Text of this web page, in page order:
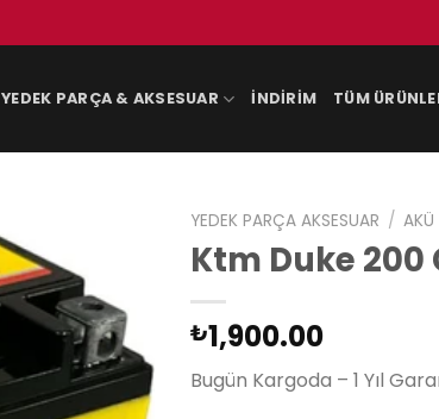
YEDEK PARÇA & AKSESUAR İNDIRIM TÜM
YEDEK PARÇA AKSESUAR / AKÜ
Ktm Duke 200
₺1,900.00
Bugün Kargoda – 1 Yıl